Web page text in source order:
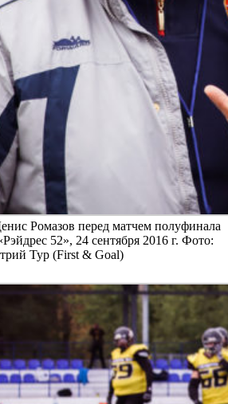
Ромазов перед матчем полуфинала
52», 24 сентября 2016 г. Фото:
Тур (First & Goal)